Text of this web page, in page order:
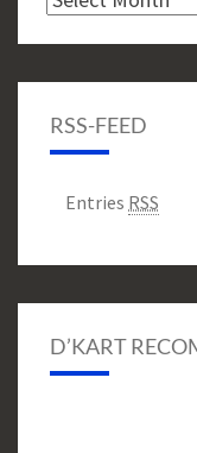
RSS-FEED
Entries RSS
D’KART